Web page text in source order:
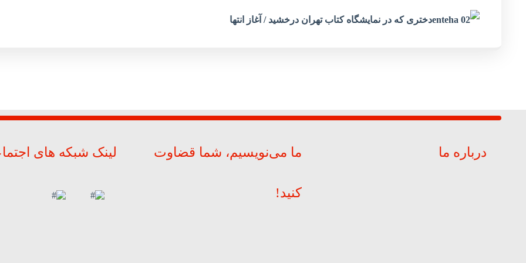
دختری که در نمایشگاه کتاب تهران درخشید / آغاز انتها
درباره ما ما می‌نویسیم، شما قضاوت
کنید!
لینک شبکه های